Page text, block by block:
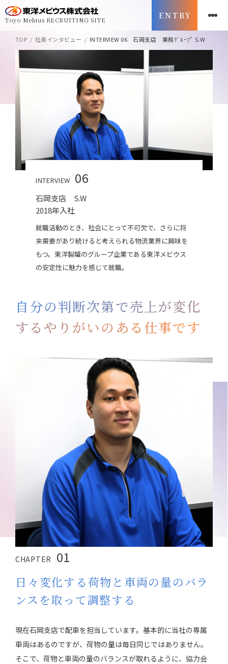
Toyo Mebius RECRUITING SITE ENTRY
TOP 社員インタビュー INTERVIEW 06 石岡支店 業務ｸﾞﾙｰﾌﾟ S.W
INTERVIEW 06
石岡支店 S.W
2018年入社
就職活動のとき、社会にとって不可欠で、さらに将
来需要があり続けると考えられる物流業界に興味を
もつ。東洋製罐のグループ企業である東洋メビウス
の安定性に魅力を感じて就職。
自分の判断次第で売上が変化
するやりがいのある仕事です
CHAPTER 01
日々変化する荷物と車両の量のバラ
ンスを取って調整する
現在石岡支店で配車を担当しています。基本的に当社の専属
車両はあるのですが、荷物の量は毎日同じではありません。
そこで、荷物と車両の量のバランスが取れるように、協力会